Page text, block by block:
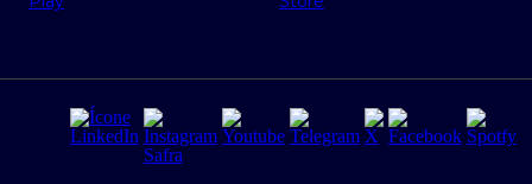
Regras e Parâmetros de Atuação Banco Safra
Segurança da Informação
Tarifas e serviços Pessoa Física
Derivativos
Agronegócios